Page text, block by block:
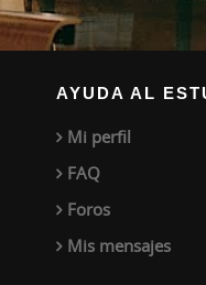
AYUDA AL
Mi perfil
FAQ
Foros
Mis mensajes